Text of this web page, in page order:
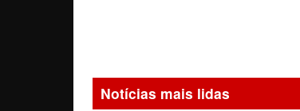
Notícias mais lidas